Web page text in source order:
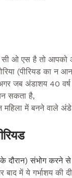
ओ एस है तो आपको
(पीरियड का न
जब अंडाशय 40
सकता है,
महिला में बनने वाले
संभोग करने से
बाद में ये गर्भाशय की